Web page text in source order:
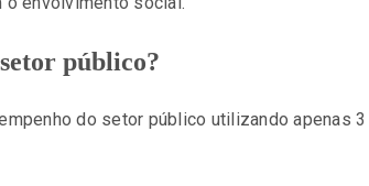
público?
do setor público utilizando apenas 3